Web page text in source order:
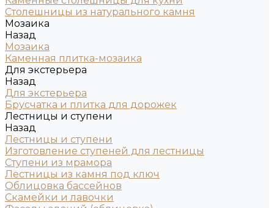
Столешницы из натурального камня
Мозаика
Назад
Мозаика
Каменная плитка-мозаика
Для экстерьера
Назад
Для экстерьера
Брусчатка и плитка для дорожек
Лестницы и ступени
Назад
Лестницы и ступени
Изготовление ступеней для лестницы
Ступени из мрамора
Лестницы из камня под ключ
Облицовка бассейнов
Скамейки и лавочки